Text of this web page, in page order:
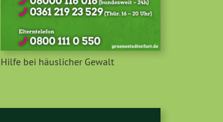
Hilfe bei häuslicher Gewalt